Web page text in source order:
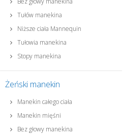
Tułów manekina
Niższe ciała Mannequin
Tułowia manekina
Stopy manekina
Żeński manekin
Manekin całego ciała
Manekin mięśni
Bez głowy manekina